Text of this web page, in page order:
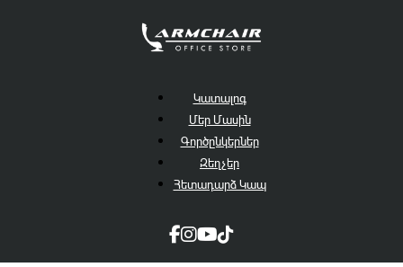
Կատալոգ
Մեր Մասին
Գործընկերներ
Զեղչեր
Հետադարձ Կապ